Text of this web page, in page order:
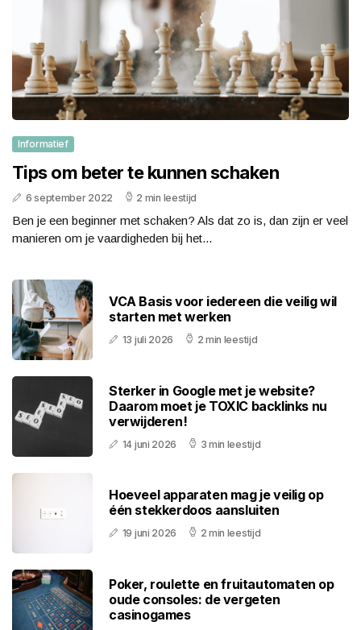
Informatief
Tips om beter te kunnen schaken
6 september 2022 2 min leestijd
Ben je een beginner met schaken? Als dat zo is, dan zijn er veel
manieren om je vaardigheden bij het...
VCA Basis voor iedereen die veilig wil
starten met werken
13 juli 2026 2 min leestijd
Sterker in Google met je website?
Daarom moet je TOXIC backlinks nu
verwijderen!
14 juni 2026 3 min leestijd
Hoeveel apparaten mag je veilig op
één stekkerdoos aansluiten
19 juni 2026 2 min leestijd
Poker, roulette en fruitautomaten op
oude consoles: de vergeten
casinogames